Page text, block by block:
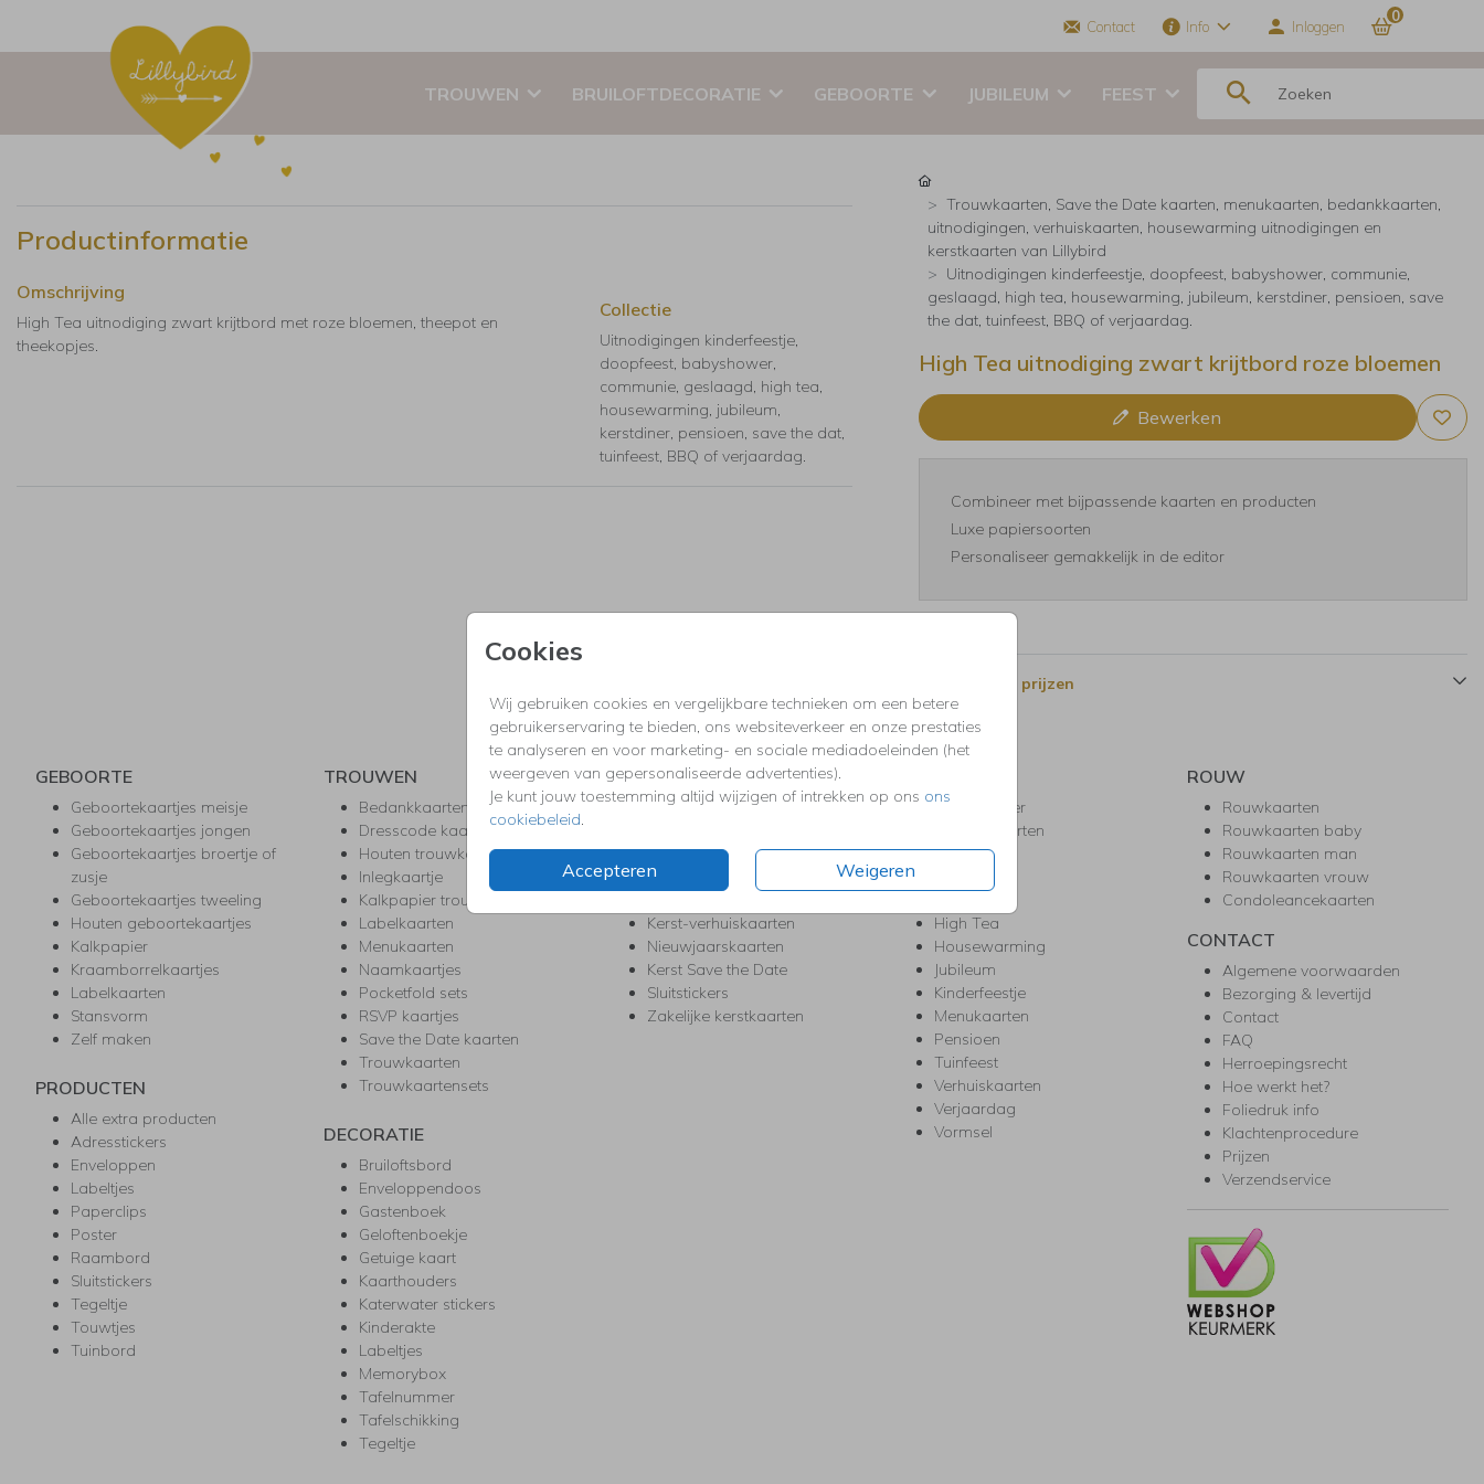
Contact Info Inloggen
0
TROUWEN BRUILOFTDECORATIE GEBOORTE JUBILEUM FEEST
Cookies
Wij gebruiken cookies en vergelijkbare technieken om een betere
gebruikerservaring te bieden, ons websiteverkeer en onze prestaties
te analyseren en voor marketing- en sociale mediadoeleinden (het
weergeven van gepersonaliseerde advertenties).
Je kunt jouw toestemming altijd wijzigen of intrekken op ons ons
cookiebeleid.
Accepteren Weigeren
Productinformatie
Omschrijving
High Tea uitnodiging zwart krijtbord met roze bloemen, theepot en
theekopjes.
Collectie
Uitnodigingen kinderfeestje,
doopfeest, babyshower,
communie, geslaagd, high tea,
housewarming, jubileum,
kerstdiner, pensioen, save the dat,
tuinfeest, BBQ of verjaardag.
Trouwkaarten, Save the Date kaarten, menukaarten, bedankkaarten,
uitnodigingen, verhuiskaarten, housewarming uitnodigingen en
kerstkaarten van Lillybird
Uitnodigingen kinderfeestje, doopfeest, babyshower, communie,
geslaagd, high tea, housewarming, jubileum, kerstdiner, pensioen, save
the dat, tuinfeest, BBQ of verjaardag.
High Tea uitnodiging zwart krijtbord roze bloemen
Bewerken
Combineer met bijpassende kaarten en producten
Luxe papiersoorten
Personaliseer gemakkelijk in de editor
Formaten en prijzen
GEBOORTE
Geboortekaartjes meisje
Geboortekaartjes jongen
Geboortekaartjes broertje of
zusje
Geboortekaartjes tweeling
Houten geboortekaartjes
Kalkpapier
Kraamborrelkaartjes
Labelkaarten
Stansvorm
Zelf maken
PRODUCTEN
Alle extra producten
Adresstickers
Enveloppen
Labeltjes
Paperclips
Poster
Raambord
Sluitstickers
Tegeltje
Touwtjes
Tuinbord
TROUWEN
Bedankkaarten
Dresscode kaartjes
Houten trouwkaarten
Inlegkaartje
Kalkpapier trouwkaarten
Labelkaarten
Menukaarten
Naamkaartjes
Pocketfold sets
RSVP kaartjes
Save the Date kaarten
Trouwkaarten
Trouwkaartensets
DECORATIE
Bruiloftsbord
Enveloppendoos
Gastenboek
Geloftenboekje
Getuige kaart
Kaarthouders
Katerwater stickers
Kinderakte
Labeltjes
Memorybox
Tafelnummer
Tafelschikking
Tegeltje
KERST
Kerstkaarten
Kerstdiner uitnodigingen
Kerstmenukaarten
Kerst-verhuiskaarten
Nieuwjaarskaarten
Kerst Save the Date
Sluitstickers
Zakelijke kerstkaarten
Babyshower
Bedankkaarten
Communie
High Tea
Housewarming
Jubileum
Kinderfeestje
Menukaarten
Pensioen
Tuinfeest
Verhuiskaarten
Verjaardag
Vormsel
ROUW
Rouwkaarten
Rouwkaarten baby
Rouwkaarten man
Rouwkaarten vrouw
Condoleancekaarten
CONTACT
Algemene voorwaarden
Bezorging & levertijd
Contact
FAQ
Herroepingsrecht
Hoe werkt het?
Foliedruk info
Klachtenprocedure
Prijzen
Verzendservice